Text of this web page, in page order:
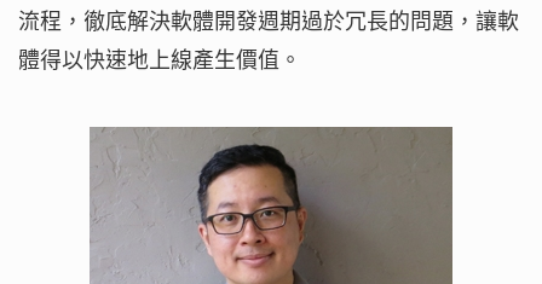
流程，徹底解決軟體開發週期過於冗長的問題，讓軟
體得以快速地上線產生價值。